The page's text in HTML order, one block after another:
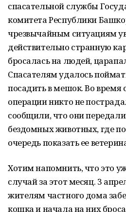
спасательной службы
комитета Республики
чрезвычайным ситуациям
действительно странную
бросалась на людей,
Спасателям удалось
посадить в мешок. Во время
операции никто не
сообщили, что они
бездомных животных, где
очередь показать ее
Хотим напомнить, что это
случай за этот месяц. 3
жителям частного дома
кошка и начала на них